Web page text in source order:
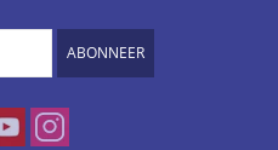
ABONNEER